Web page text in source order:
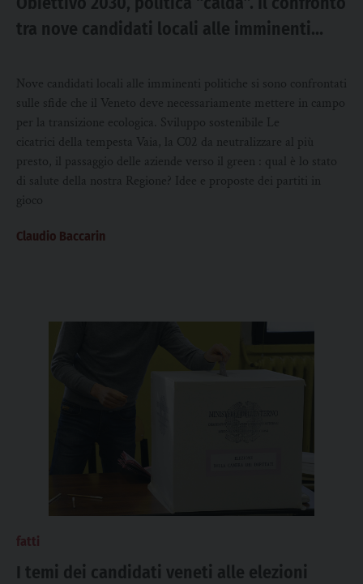
tra nove candidati locali alle imminenti
Nove candidati locali alle imminenti politiche si sono confrontati
sulle sfide che il Veneto deve necessariamente mettere in campo
per la transizione ecologica. Sviluppo sostenibile Le
cicatrici della tempesta Vaia, la C02 da neutralizzare al più
presto, il passaggio delle aziende verso il green : qual è lo stato
di salute della nostra Regione? Idee e proposte dei partiti in
gioco
Claudio Baccarin
fatti
I temi dei candidati veneti alle elezioni